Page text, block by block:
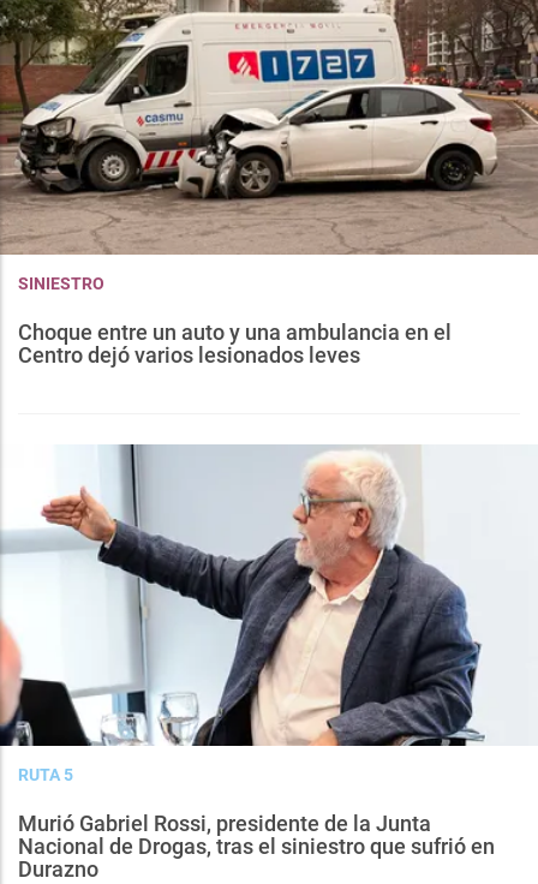
SINIESTRO
Choque entre un auto y una ambulancia en el
Centro dejó varios lesionados leves
RUTA 5
Murió Gabriel Rossi, presidente de la Junta
Nacional de Drogas, tras el siniestro que sufrió en
Durazno